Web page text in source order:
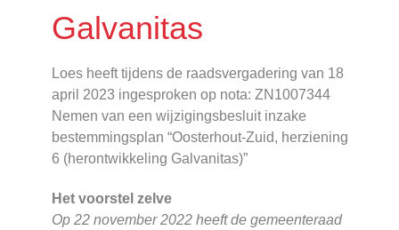
Galvanitas
Loes heeft tijdens de raadsvergadering van 18
april 2023 ingesproken op nota: ZN1007344
Nemen van een wijzigingsbesluit inzake
bestemmingsplan “Oosterhout-Zuid, herziening
6 (herontwikkeling Galvanitas)”
Het voorstel zelve
Op 22 november 2022 heeft de gemeenteraad